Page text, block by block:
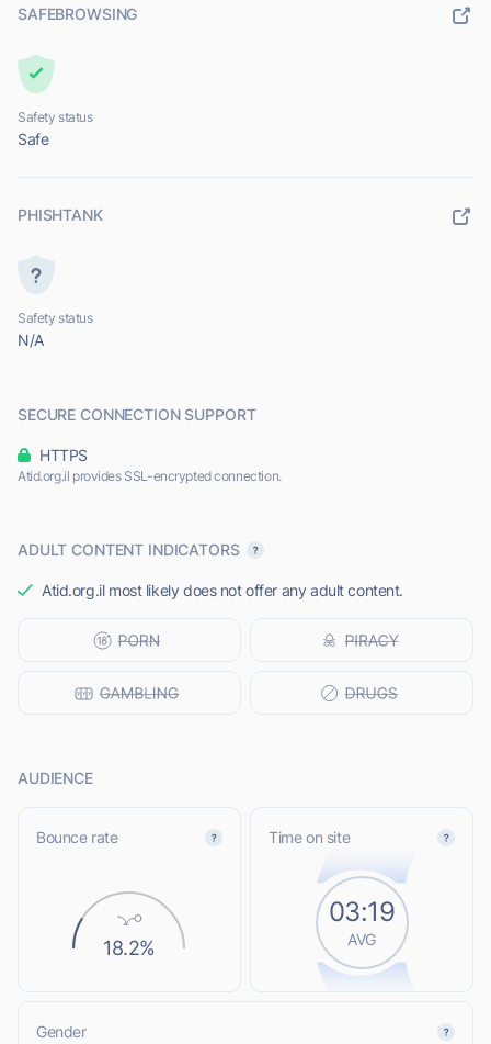
SAFEBROWSING
Safety status
Safe
PHISHTANK
Safety status
N/A
SECURE CONNECTION SUPPORT
HTTPS
Atid.org.il provides SSL-encrypted connection.
ADULT CONTENT INDICATORS
Atid.org.il most likely does not offer any adult content.
AUDIENCE
Bounce rate
18.2%
Time on site
03:19
AVG
Gender